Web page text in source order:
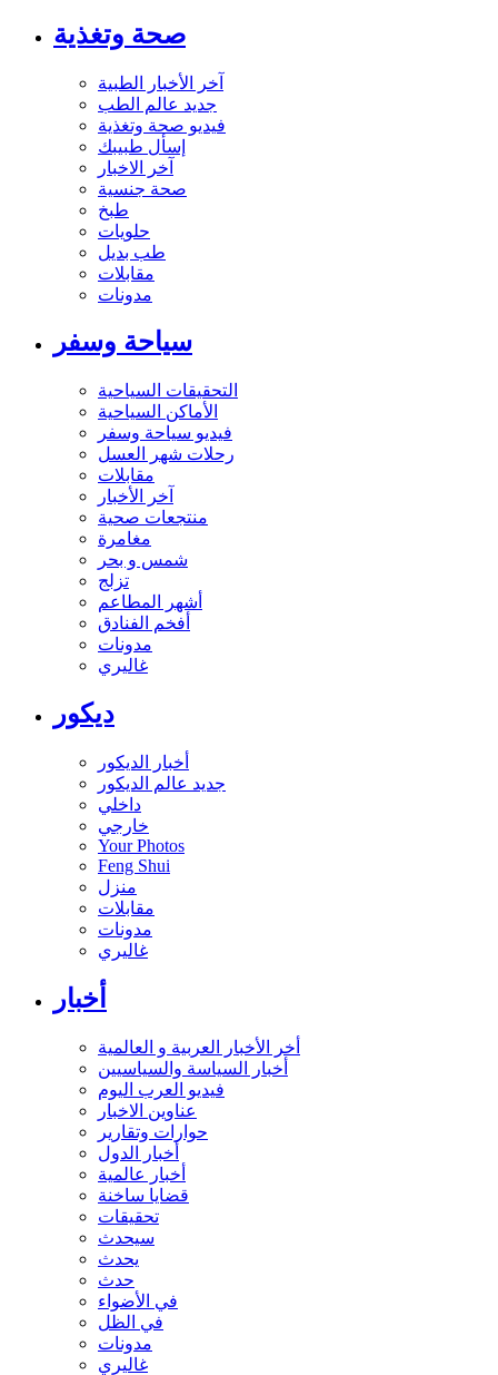
صحة وتغذية
آخر الأخبار الطبية
جديد عالم الطب
فيديو صحة وتغذية
إسأل طبيبك
آخر الاخبار
صحة جنسية
طبخ
حلويات
طب بديل
مقابلات
مدونات
سياحة وسفر
التحقيقات السياحية
الأماكن السياحية
فيديو سياحة وسفر
رحلات شهر العسل
مقابلات
آخر الأخبار
منتجعات صحية
مغامرة
شمس و بحر
تزلج
أشهر المطاعم
أفخم الفنادق
مدونات
غاليري
ديكور
أخبار الديكور
جديد عالم الديكور
داخلي
خارجي
Your Photos
Feng Shui
منزل
مقابلات
مدونات
غاليري
أخبار
أخر الأخبار العربية و العالمية
أخبار السياسة والسياسيين
فيديو العرب اليوم
عناوين الاخبار
حوارات وتقارير
أخبار الدول
أخبار عالمية
قضايا ساخنة
تحقيقات
سيحدث
يحدث
حدث
في الأضواء
في الظل
مدونات
غاليري